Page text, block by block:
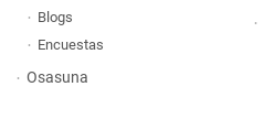
Blogs
Encuestas
Osasuna